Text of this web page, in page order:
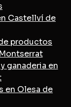
Castellví de
productos
ganaderia en
en Olesa de